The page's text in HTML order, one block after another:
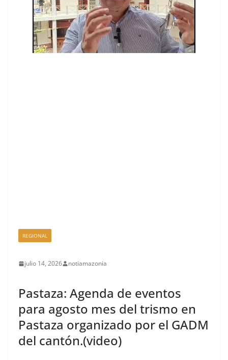
REGIONAL
julio 14, 2026 notiamazonia
Pastaza: Agenda de eventos
para agosto mes del trismo en
Pastaza organizado por el GADM
del cantón.(video)